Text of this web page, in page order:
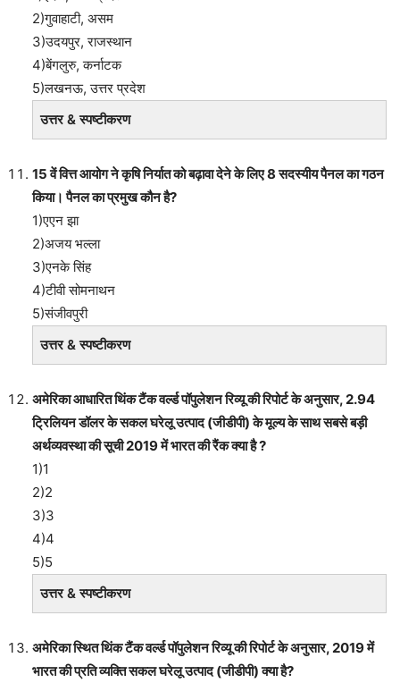
2)गुवाहाटी, असम
3)उदयपुर, राजस्थान
4)बेंगलुरु, कर्नाटक
5)लखनऊ, उत्तर प्रदेश
उत्तर & स्पष्टीकरण
15 वें वित्त आयोग ने कृषि निर्यात को बढ़ावा देने के लिए 8 सदस्यीय पैनल का गठन
किया। पैनल का प्रमुख कौन है?
1)एएन झा
2)अजय भल्ला
3)एनके सिंह
4)टीवी सोमनाथन
5)संजीवपुरी
उत्तर & स्पष्टीकरण
अमेरिका आधारित थिंक टैंक वर्ल्ड पॉपुलेशन रिव्यू की रिपोर्ट के अनुसार, 2.94
ट्रिलियन डॉलर के सकल घरेलू उत्पाद (जीडीपी) के मूल्य के साथ सबसे बड़ी
अर्थव्यवस्था की सूची 2019 में भारत की रैंक क्या है ?
1)1
2)2
3)3
4)4
5)5
उत्तर & स्पष्टीकरण
अमेरिका स्थित थिंक टैंक वर्ल्ड पॉपुलेशन रिव्यू की रिपोर्ट के अनुसार, 2019 में
भारत की प्रति व्यक्ति सकल घरेलू उत्पाद (जीडीपी) क्या है?